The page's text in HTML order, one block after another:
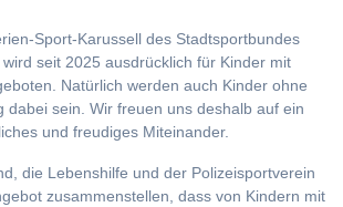
Sport-Karussell des Stadtsportbundes
seit 2025 ausdrücklich für Kinder mit
Natürlich werden auch Kinder ohne
dabei sein. Wir freuen uns deshalb auf ein
und freudiges Miteinander.
die Lebenshilfe und der Polizeisportverein
zusammenstellen, dass von Kindern mit